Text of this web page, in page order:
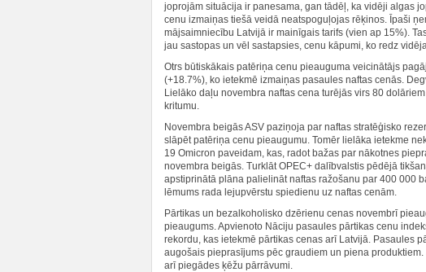
joprojām situācija ir panesama, gan tādēļ, ka vidēji algas
cenu izmaiņas tiešā veidā neatspoguļojas rēķinos. Īpaši
mājsaimniecību Latvijā ir mainīgais tarifs (vien ap 15%).
jau sastopas un vēl sastapsies, cenu kāpumi, ko redz
Otrs būtiskākais patēriņa cenu pieauguma veicinātājs
(+18.7%), ko ietekmē izmaiņas pasaules naftas cenās.
Lielāko daļu novembra naftas cena turējās virs 80
kritumu.
Novembra beigās ASV paziņoja par naftas stratēģisko
slāpēt patēriņa cenu pieaugumu. Tomēr lielāka ietekme
19 Omicron paveidam, kas, radot bažas par nākotnes
novembra beigās. Turklāt OPEC+ dalībvalstis pēdējā
apstiprinātā plāna palielināt naftas ražošanu par 400 000
lēmums rada lejupvērstu spiedienu uz naftas cenām.
Pārtikas un bezalkoholisko dzērienu cenas novembrī
pieaugums. Apvienoto Nāciju pasaules pārtikas cenu
rekordu, kas ietekmē pārtikas cenas arī Latvijā. Pasaules
augošais pieprasījums pēc graudiem un piena
arī piegādes ķēžu pārrāvumi.